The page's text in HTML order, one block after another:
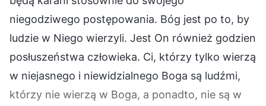
niegodziwego postępowania. Bóg jest po to, by
ludzie w Niego wierzyli. Jest On również godzien
posłuszeństwa człowieka. Ci, którzy tylko wierzą
w niejasnego i niewidzialnego Boga są ludźmi,
którzy nie wierzą w Boga, a ponadto, nie są w